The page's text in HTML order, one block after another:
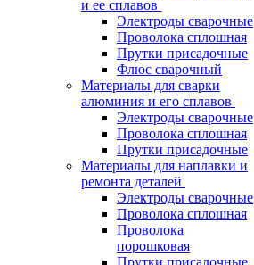
и ее сплавов
Электроды сварочные
Проволока сплошная
Прутки присадочные
Флюс сварочный
Материалы для сварки
алюминия и его сплавов
Электроды сварочные
Проволока сплошная
Прутки присадочные
Материалы для наплавки и
ремонта деталей
Электроды сварочные
Проволока сплошная
Проволока
порошковая
Прутки присадочные